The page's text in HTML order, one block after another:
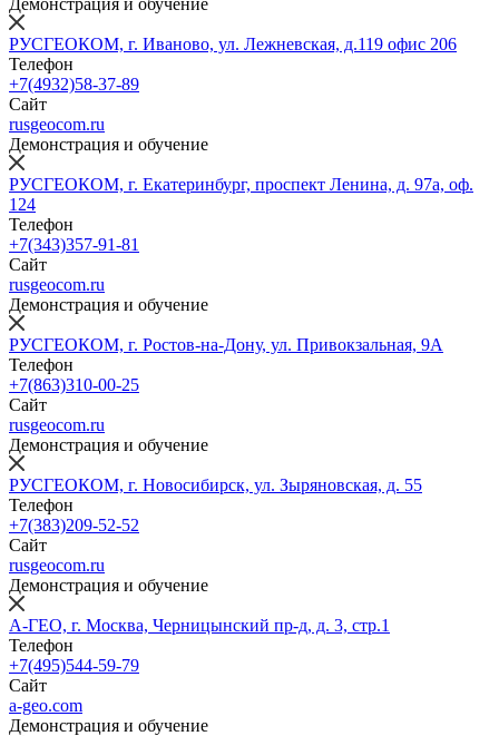
РУСГЕОКОМ, г. Иваново, ул. Лежневская, д.119 офис 206
Телефон
+7(4932)58-37-89
Сайт
rusgeocom.ru
Демонстрация и обучение
РУСГЕОКОМ, г. Екатеринбург, проспект Ленина, д. 97а, оф.
124
Телефон
+7(343)357-91-81
Сайт
rusgeocom.ru
Демонстрация и обучение
РУСГЕОКОМ, г. Ростов-на-Дону, ул. Привокзальная, 9А
Телефон
+7(863)310-00-25
Сайт
rusgeocom.ru
Демонстрация и обучение
РУСГЕОКОМ, г. Новосибирск, ул. Зыряновская, д. 55
Телефон
+7(383)209-52-52
Сайт
rusgeocom.ru
Демонстрация и обучение
А-ГЕО, г. Москва, Черницынский пр-д, д. 3, стр.1
Телефон
+7(495)544-59-79
Сайт
a-geo.com
Демонстрация и обучение